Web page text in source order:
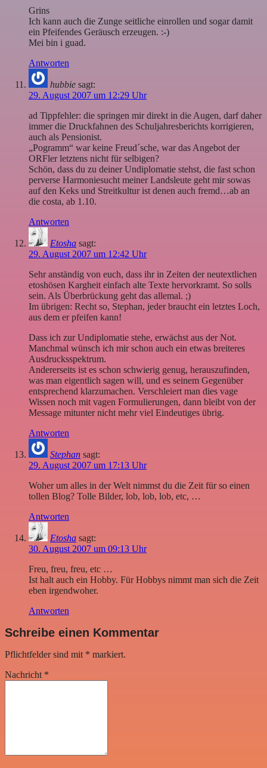
Grins
Ich kann auch die Zunge seitliche einrollen und sogar damit
ein Pfeifendes Geräusch erzeugen. :-)
Mei bin i guad.
Antworten
hubbie sagt:
29. August 2007 um 12:29 Uhr
ad Tippfehler: die springen mir direkt in die Augen, darf daher
immer die Druckfahnen des Schuljahresberichts korrigieren,
auch als Pensionist.
„Pogramm“ war keine Freud´sche, war das Angebot der
ORFler letztens nicht für selbigen?
Schön, dass du zu deiner Undiplomatie stehst, die fast schon
perverse Harmoniesucht meiner Landsleute geht mir sowas
auf den Keks und Streitkultur ist denen auch fremd…ab an
die costa, ab 1.10.
Antworten
Etosha sagt:
29. August 2007 um 12:42 Uhr
Sehr anständig von euch, dass ihr in Zeiten der neutextlichen
etoshösen Kargheit einfach alte Texte hervorkramt. So solls
sein. Als Überbrückung geht das allemal. ;)
Im übrigen: Recht so, Stephan, jeder braucht ein letztes Loch,
aus dem er pfeifen kann!
Dass ich zur Undiplomatie stehe, erwächst aus der Not.
Manchmal wünsch ich mir schon auch ein etwas breiteres
Ausdrucksspektrum.
Andererseits ist es schon schwierig genug, herauszufinden,
was man eigentlich sagen will, und es seinem Gegenüber
entsprechend klarzumachen. Verschleiert man dies vage
Wissen noch mit vagen Formulierungen, dann bleibt von der
Message mitunter nicht mehr viel Eindeutiges übrig.
Antworten
Stephan sagt:
29. August 2007 um 17:13 Uhr
Woher um alles in der Welt nimmst du die Zeit für so einen
tollen Blog? Tolle Bilder, lob, lob, lob, etc, …
Antworten
Etosha sagt:
30. August 2007 um 09:13 Uhr
Freu, freu, freu, etc …
Ist halt auch ein Hobby. Für Hobbys nimmt man sich die Zeit
eben irgendwoher.
Antworten
Schreibe einen Kommentar
Pflichtfelder sind mit * markiert.
Nachricht *